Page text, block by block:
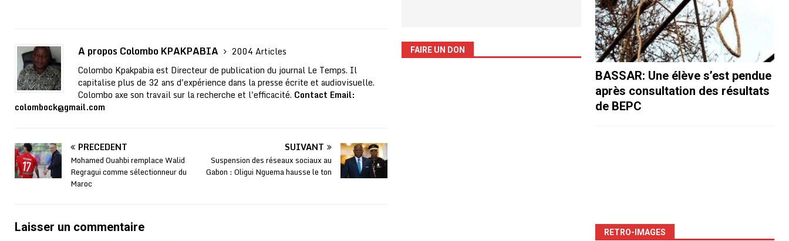
A propos Colombo KPAKPABIA
2004 Articles
Colombo Kpakpabia est Directeur de publication du journal Le Temps. Il
capitalise plus de 32 ans d'expérience dans la presse écrite et audiovisuelle.
Colombo axe son travail sur la recherche et l'efficacité. Contact Email:
colombock@gmail.com
PRÉCÉDENT
Mohamed Ouahbi remplace Walid
Regragui comme sélectionneur du
Maroc
SUIVANT
Suspension des réseaux sociaux au
Gabon : Oligui Nguema hausse le ton
Laisser un commentaire
FAIRE UN DON
BASSAR: Une élève s’est pendue
après consultation des résultats
de BEPC
RETRO-IMAGES